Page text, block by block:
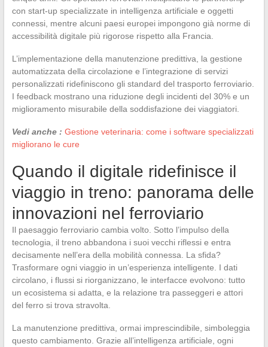
con start-up specializzate in intelligenza artificiale e oggetti
connessi, mentre alcuni paesi europei impongono già norme di
accessibilità digitale più rigorose rispetto alla Francia.
L’implementazione della manutenzione predittiva, la gestione
automatizzata della circolazione e l’integrazione di servizi
personalizzati ridefiniscono gli standard del trasporto ferroviario.
I feedback mostrano una riduzione degli incidenti del 30% e un
miglioramento misurabile della soddisfazione dei viaggiatori.
Vedi anche : Gestione veterinaria: come i software specializzati
migliorano le cure
Quando il digitale ridefinisce il
viaggio in treno: panorama delle
innovazioni nel ferroviario
Il paesaggio ferroviario cambia volto. Sotto l’impulso della
tecnologia, il treno abbandona i suoi vecchi riflessi e entra
decisamente nell’era della mobilità connessa. La sfida?
Trasformare ogni viaggio in un’esperienza intelligente. I dati
circolano, i flussi si riorganizzano, le interfacce evolvono: tutto
un ecosistema si adatta, e la relazione tra passeggeri e attori
del ferro si trova stravolta.
La manutenzione predittiva, ormai imprescindibile, simboleggia
questo cambiamento. Grazie all’intelligenza artificiale, ogni